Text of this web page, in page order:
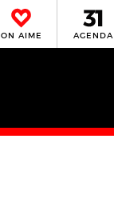
ON AIME AGENDA